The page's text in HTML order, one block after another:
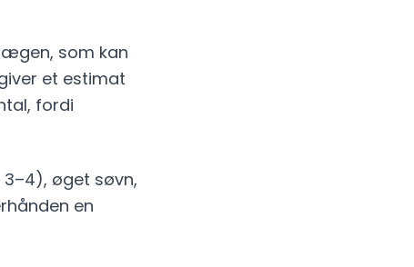
som kan
et estimat
fordi
øget søvn,
en